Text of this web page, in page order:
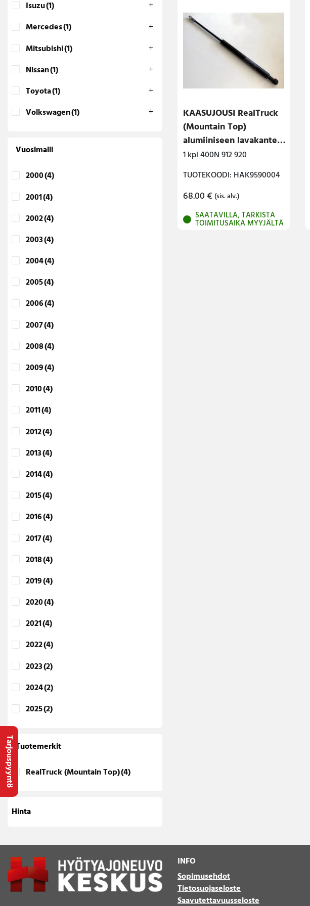
Lava-autojen tuotteet
Pakettiautotuotteet
Isuzu(1)
Mercedes(1)
Mitsubishi(1)
Nissan(1)
Toyota(1)
Volkswagen(1)
Vuosimalli
2000(4)
2001(4)
2002(4)
2003(4)
2004(4)
2005(4)
2006(4)
2007(4)
2008(4)
2009(4)
2010(4)
2011(4)
2012(4)
2013(4)
2014(4)
2015(4)
2016(4)
2017(4)
2018(4)
2019(4)
2020(4)
2021(4)
2022(4)
2023(2)
2024(2)
2025(2)
Tuotemerkit
RealTruck (Mountain Top)(4)
Hinta
KAASUJOUSI RealTruck
(Mountain Top)
alumiiniseen lavakanteen
400N (1 kpl)
1 kpl 400N 912 920
TUOTEKOODI: HAK9590004
68.00€ (sis. alv.)
SAATAVILLA, TARKISTA
TOIMITUSAIKA MYYJÄLTÄ
INFO
Sopimusehdot
Tietosuojaseloste
Saavutettavuusseloste
Tarjouspyyntö